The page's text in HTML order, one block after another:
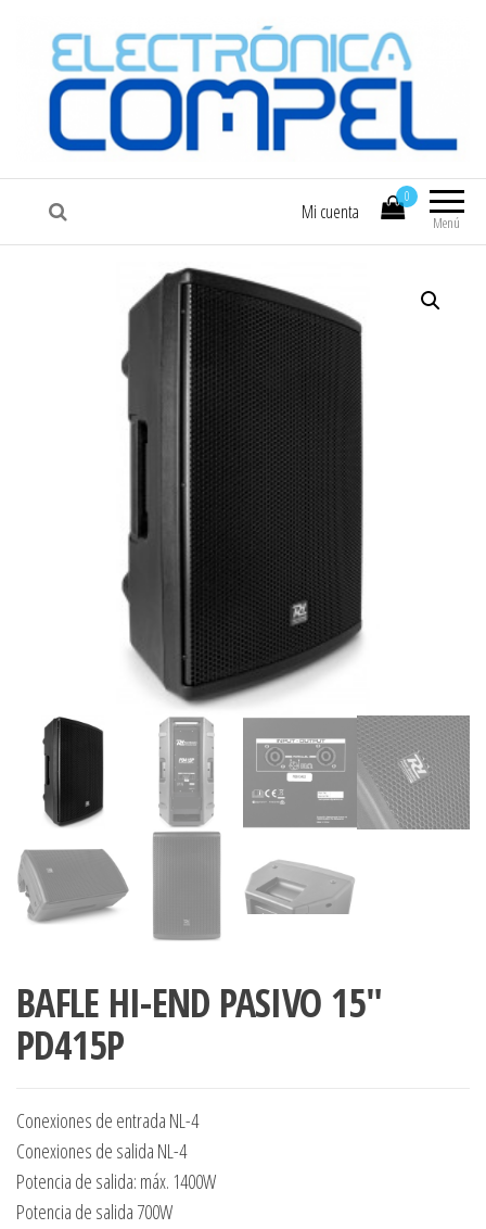
COMPEL Electrónica COMPEL
Menú
0
Mi cuenta
BAFLE HI-END PASIVO 15″
PD415P
Conexiones de entrada NL-4
Conexiones de salida NL-4
Potencia de salida: máx. 1400W
Potencia de salida 700W